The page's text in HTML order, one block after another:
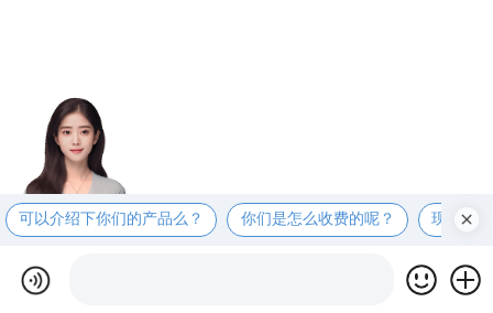
可以介绍下你们的产品么？ 你们是怎么收费的呢？ 现在有